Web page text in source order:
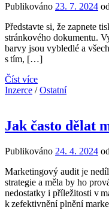
Publikováno 23. 7. 2024 od
Představte si, že zapnete
stránkového dokumentu.
barvy jsou vybledlé a
s tím, […]
Číst více
Inzerce /Ostatní
Jak často dělat
Publikováno 24. 4. 2024 od
Marketingový audit je
strategie a měla by ho
nedostatky i příležitosti v
k zefektivnění plnění